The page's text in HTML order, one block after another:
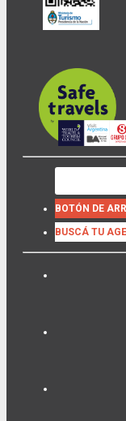
BOTÓN DE
BUSCÁ TU